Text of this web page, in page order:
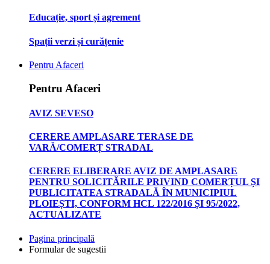
Educație, sport și agrement
Spații verzi și curățenie
Pentru Afaceri
Pentru Afaceri
AVIZ SEVESO
CERERE AMPLASARE TERASE DE
VARĂ/COMERȚ STRADAL
CERERE ELIBERARE AVIZ DE AMPLASARE
PENTRU SOLICITĂRILE PRIVIND COMERȚUL ȘI
PUBLICITATEA STRADALĂ ÎN MUNICIPIUL
PLOIEȘTI, CONFORM HCL 122/2016 ȘI 95/2022,
ACTUALIZATE
Pagina principală
Formular de sugestii